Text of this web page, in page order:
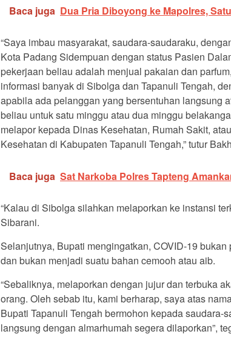
Baca juga Dua Pria Diboyong ke Mapolres,
“Saya imbau masyarakat, saudara-saudaraku,
Kota Padang Sidempuan dengan status Pasien
pekerjaan beliau adalah menjual pakaian dan
informasi banyak di Sibolga dan Tapanuli Tengah,
apabila ada pelanggan yang bersentuhan langsung
beliau untuk satu minggu atau dua minggu
melapor kepada Dinas Kesehatan, Rumah Sakit,
Kesehatan di Kabupaten Tapanuli Tengah,” tutur
Baca juga Sat Narkoba Polres Tapteng
“Kalau di Sibolga silahkan melaporkan ke instansi
Sibarani.
Selanjutnya, Bupati mengingatkan, COVID-19
dan bukan menjadi suatu bahan cemooh atau aib.
“Sebaliknya, melaporkan dengan jujur dan terbuka
orang. Oleh sebab itu, kami berharap, saya atas
Bupati Tapanuli Tengah bermohon kepada saudara-
langsung dengan almarhumah segera dilaporkan”,